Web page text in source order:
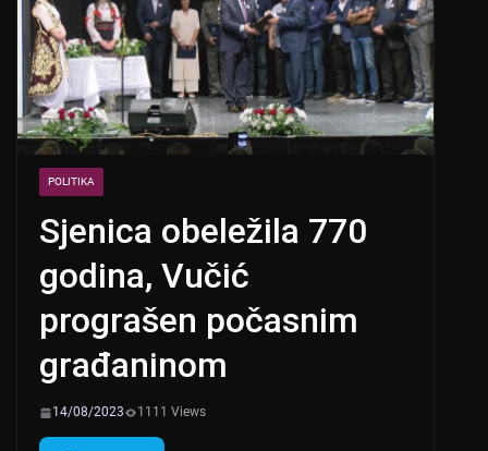
POLITIKA
Sjenica obeležila 770
godina, Vučić
prograšen počasnim
građaninom
14/08/2023 1111 Views